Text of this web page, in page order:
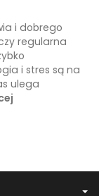
i dobrego
regularna
i stres są na
ulega